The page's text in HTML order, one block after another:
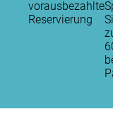
vorausbezahlte
Reservierung